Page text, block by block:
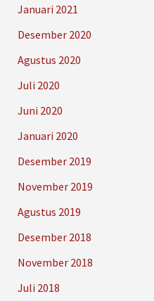
Januari 2021
Desember 2020
Agustus 2020
Juli 2020
Juni 2020
Januari 2020
Desember 2019
November 2019
Agustus 2019
Desember 2018
November 2018
Juli 2018